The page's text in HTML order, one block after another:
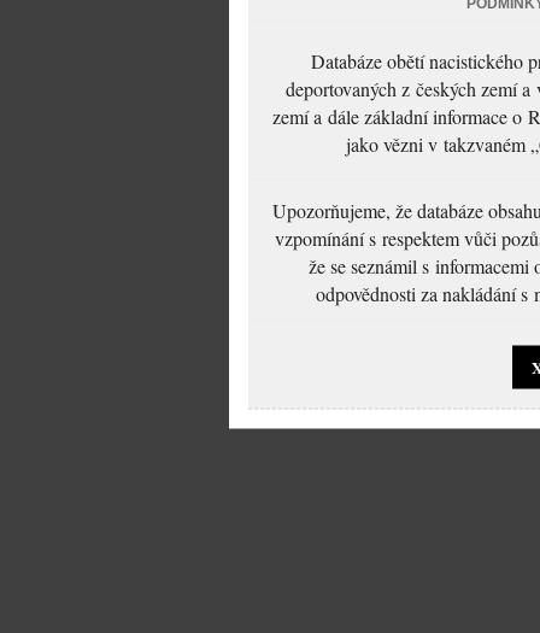
Databáze obětí nacistického
deportovaných z českých zemí
zemí a dále základní informace o
jako vězni v takzvaném
Upozorňujeme, že databáze
vzpomínání s respektem vůči
že se seznámil s
odpovědnosti za nakládání